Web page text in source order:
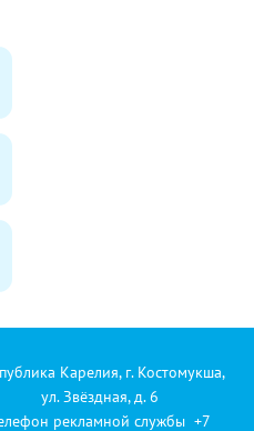
Карелия, г. Костомукша,
ул. Звёздная, д. 6
рекламной службы +7